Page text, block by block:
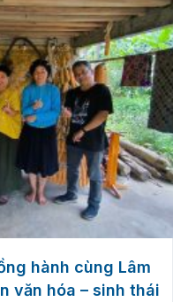
hành cùng Lâm
văn hóa – sinh thái